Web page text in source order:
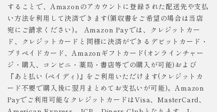
することで、Amazonのアカウントに登録された配送先や支払
い方法を利用して決済できます(領収書をご希望の場合は当店
宛にご請求ください)。 Amazon Payでは、クレジットカー
ド、クレジットカードと同様に決済ができるデビットカード・
プリペイドカード、Amazonギフトカード(オンラインチャー
ジ・購入、コンビニ・薬局・書店等での購入が可能)および
『あと払い (ペイディ)』をご利用いただけます(クレジットカ
ード不要で購入後に翌月まとめてお支払いが可能)。Amazon
Payでご利用可能なクレジットカードはVisa、MasterCard、